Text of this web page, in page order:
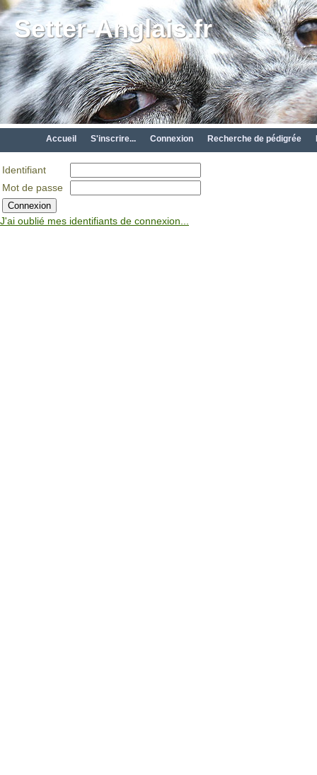
Setter-Anglais.fr
Accueil S'inscrire... Connexion Recherche de pédigrée
Identifiant
Mot de passe
J'ai oublié mes identifiants de connexion...